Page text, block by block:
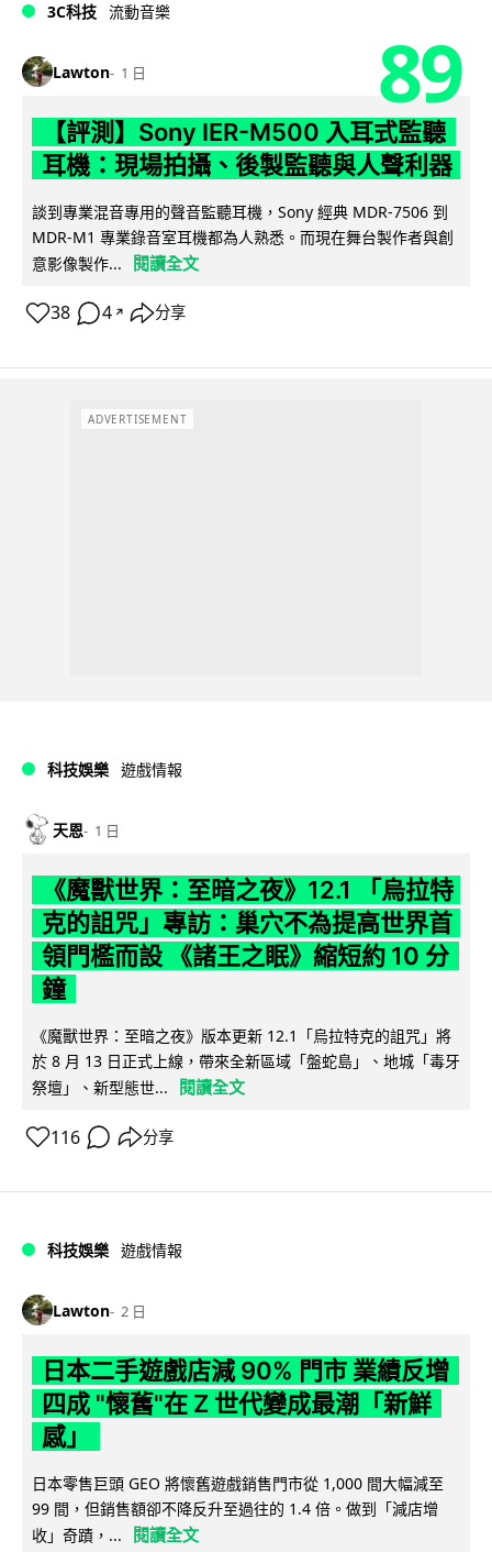
3C科技 流動音樂
Lawton 1 日 89
【評測】Sony IER-M500 入耳式監聽
耳機：現場拍攝、後製監聽與人聲利器
談到專業混音專用的聲音監聽耳機，Sony 經典 MDR-7506 到
MDR-M1 專業錄音室耳機都為人熟悉。而現在舞台製作者與創
意影像製作...
閱讀全文
38 4 ↗ 分享
ADVERTISEMENT
科技娛樂 遊戲情報
天恩 1 日
《魔獸世界：至暗之夜》12.1 「烏拉特
克的詛咒」專訪：巢穴不為提高世界首
領門檻而設 《諸王之眠》縮短約 10 分
鐘
《魔獸世界：至暗之夜》版本更新 12.1「烏拉特克的詛咒」將
於 8 月 13 日正式上線，帶來全新區域「盤蛇島」、地城「毒牙
祭壇」、新型態世...
閱讀全文
116 分享
科技娛樂 遊戲情報
Lawton 2 日
日本二手遊戲店減 90% 門市 業績反增
四成 "懷舊"在 Z 世代變成最潮「新鮮
感」
日本零售巨頭 GEO 將懷舊遊戲銷售門市從 1,000 間大幅減至
99 間，但銷售額卻不降反升至過往的 1.4 倍。做到「減店增
收」奇蹟，...
閱讀全文